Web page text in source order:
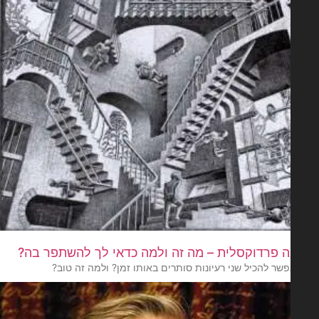
פרדוקסלית – מה זה ולמה כדאי לך להשתפר בה?
להכיל שני רעיונות סותרים באותו זמן? ולמה זה טוב?